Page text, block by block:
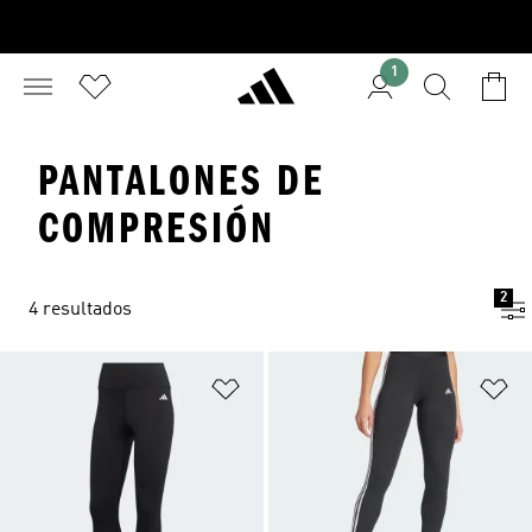
1
PANTALONES DE
COMPRESIÓN
4 resultados
2
Añadir a la lista de deseos